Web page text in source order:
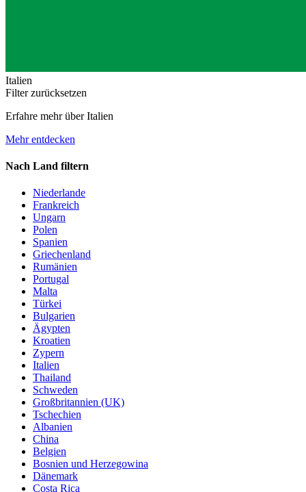
Italien
Filter zurücksetzen
Erfahre mehr über Italien
Mehr entdecken
Nach Land filtern
Niederlande
Frankreich
Ungarn
Polen
Spanien
Griechenland
Rumänien
Portugal
Malta
Türkei
Bulgarien
Ägypten
Kroatien
Zypern
Italien
Thailand
Schweden
Großbritannien (UK)
Tschechien
Albanien
China
Belgien
Bosnien und Herzegowina
Dänemark
Costa Rica